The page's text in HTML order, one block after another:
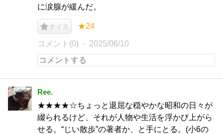
に涙腺が緩んだ。
ナイス ★24
コメント(0) 2025/06/10
Ree.
★★★★☆ちょっと退屈な穏やかな昭和の日々が
綴られるけど、それが人物や生活を浮かび上がら
せる。“じい散歩”の著者か、と手にとる。(小6の